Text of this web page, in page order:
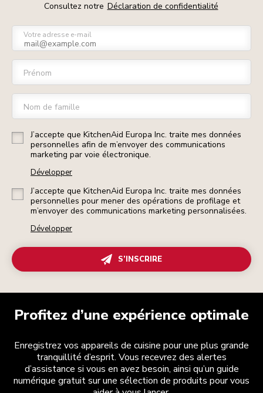
Consultez notre Déclaration de confidentialité
Votre adresse e-mail
Prénom
Nom de famille
J’accepte que KitchenAid Europa Inc. traite mes données
personnelles afin de m’envoyer des communications
marketing par voie électronique.
Développer
J’accepte que KitchenAid Europa Inc. traite mes données
personnelles pour mener des opérations de profilage et
m’envoyer des communications marketing personnalisées.
Développer
S’INSCRIRE
Profitez d’une expérience optimale
Enregistrez vos appareils de cuisine pour une plus grande
tranquillité d’esprit. Vous recevrez des alertes
d’assistance si vous en avez besoin, ainsi qu’un guide
numérique gratuit sur une sélection de produits pour vous